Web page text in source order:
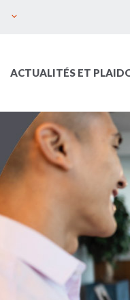
ACTUALITÉS ET